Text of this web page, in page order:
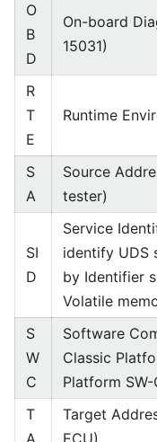
O
B
D
On-board
15031)
R
T
E
Runtime
S
A
Source
tester)
SI
D
Service
identify UDS
by Identifier
Volatile
S
W
C
Software
Classic
Platform SW-
T
A
Target
ECU)